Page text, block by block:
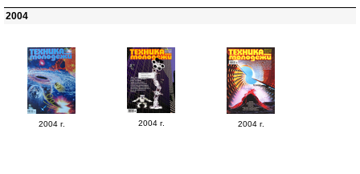
2004
2004 г. 2004 г. 2004 г.